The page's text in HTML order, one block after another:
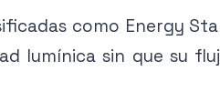
como Energy
lumínica sin que su